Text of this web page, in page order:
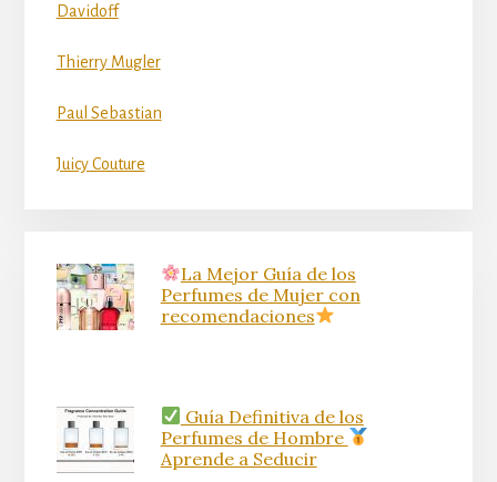
Davidoff
Thierry Mugler
Paul Sebastian
Juicy Couture
La Mejor Guía de los
Perfumes de Mujer con
recomendaciones
Guía Definitiva de los
Perfumes de Hombre
Aprende a Seducir